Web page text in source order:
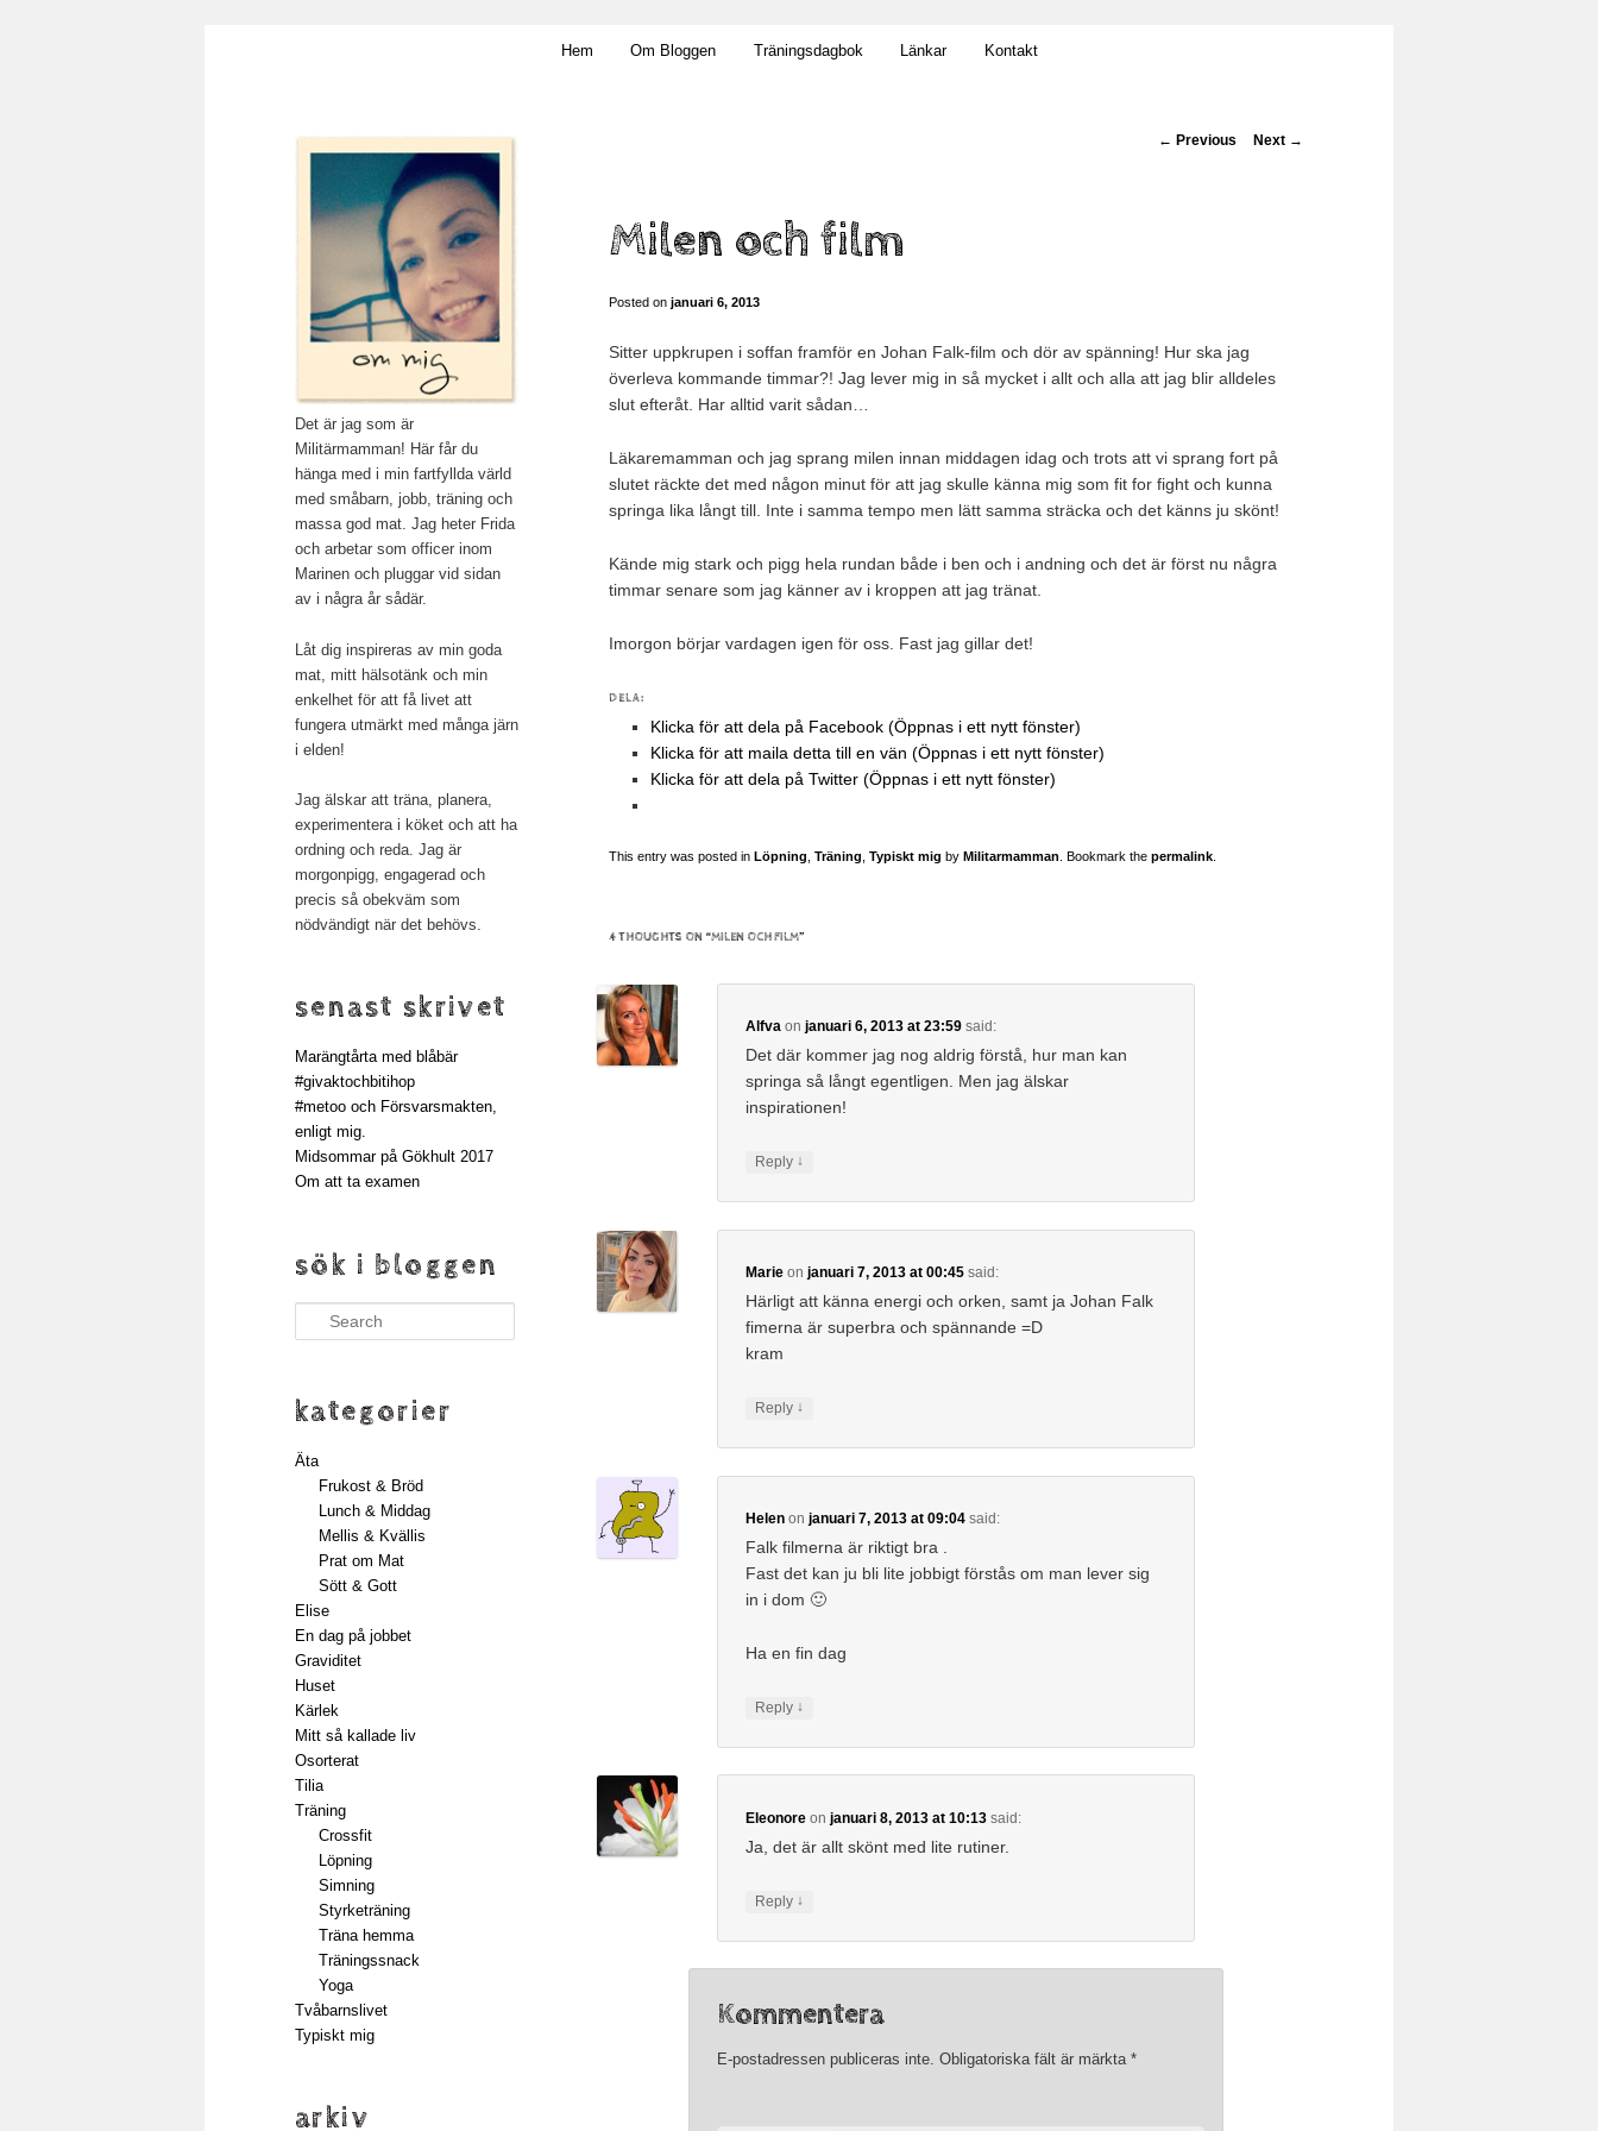
Mamma, militär och märkbart obekväm
Hem Om Bloggen Träningsdagbok Länkar Kontakt
Post navigation
← Previous Next →
Milen och film
Posted on januari 6, 2013
Sitter uppkrupen i soffan framför en Johan Falk-film och dör av spänning! Hur ska jag
överleva kommande timmar?! Jag lever mig in så mycket i allt och alla att jag blir alldeles
slut efteråt. Har alltid varit sådan…
Läkaremamman och jag sprang milen innan middagen idag och trots att vi sprang fort på
slutet räckte det med någon minut för att jag skulle känna mig som fit for fight och kunna
springa lika långt till. Inte i samma tempo men lätt samma sträcka och det känns ju skönt!
Kände mig stark och pigg hela rundan både i ben och i andning och det är först nu några
timmar senare som jag känner av i kroppen att jag tränat.
Imorgon börjar vardagen igen för oss. Fast jag gillar det!
DELA:
Klicka för att dela på Facebook (Öppnas i ett nytt fönster)
Klicka för att maila detta till en vän (Öppnas i ett nytt fönster)
Klicka för att dela på Twitter (Öppnas i ett nytt fönster)
This entry was posted in Löpning Träning Typiskt mig by Militarmamman . Bookmark the permalink
4 THOUGHTS ON “MILEN OCH FILM”
Alfvaon januari 6, 2013 at 23:59 said:
Det där kommer jag nog aldrig förstå, hur man kan
springa så långt egentligen. Men jag älskar
inspirationen!
Reply ↓
Marieon januari 7, 2013 at 00:45 said:
Härligt att känna energi och orken, samt ja Johan Falk
fimerna är superbra och spännande =D
kram
Reply ↓
Helenon januari 7, 2013 at 09:04 said:
Falk filmerna är riktigt bra .
Fast det kan ju bli lite jobbigt förstås om man lever sig
in i dom 🙂
Ha en fin dag
Reply ↓
Eleonoreon januari 8, 2013 at 10:13 said:
Ja, det är allt skönt med lite rutiner.
Reply ↓
Kommentera
E-postadressen publiceras inte. Obligatoriska fält är märkta *
Det är jag som är
Militärmamman! Här får du
hänga med i min fartfyllda värld
med småbarn, jobb, träning och
massa god mat. Jag heter Frida
och arbetar som officer inom
Marinen och pluggar vid sidan
av i några år sådär.
Låt dig inspireras av min goda
mat, mitt hälsotänk och min
enkelhet för att få livet att
fungera utmärkt med många järn
i elden!
Jag älskar att träna, planera,
experimentera i köket och att ha
ordning och reda. Jag är
morgonpigg, engagerad och
precis så obekväm som
nödvändigt när det behövs.
senast skrivet
Marängtårta med blåbär
#givaktochbitihop
#metoo och Försvarsmakten,
enligt mig.
Midsommar på Gökhult 2017
Om att ta examen
sök i bloggen
Search
kategorier
Äta
Frukost & Bröd
Lunch & Middag
Mellis & Kvällis
Prat om Mat
Sött & Gott
Elise
En dag på jobbet
Graviditet
Huset
Kärlek
Mitt så kallade liv
Osorterat
Tilia
Träning
Crossfit
Löpning
Simning
Styrketräning
Träna hemma
Träningssnack
Yoga
Tvåbarnslivet
Typiskt mig
arkiv